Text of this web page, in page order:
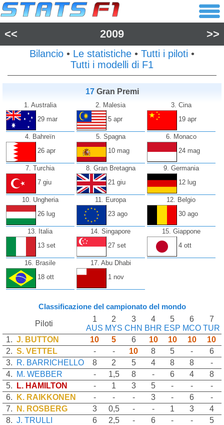
<< 2009 >>
Bilancio • Le statistiche • Tutti i piloti •
Tutti i modelli di F1
17Gran Premi
1. Australia
29 mar
2. Malesia
5 apr
3. Cina
19 apr
4. Bahreïn
26 apr
5. Spagna
10 mag
6. Monaco
24 mag
7. Turchia
7 giu
8. Gran Bretagna
21 giu
9. Germania
12 lug
10. Ungheria
26 lug
11. Europa
23 ago
12. Belgio
30 ago
13. Italia
13 set
14. Singapore
27 set
15. Giappone
4 ott
16. Brasile
18 ott
17. Abu Dhabi
1 nov
Classificazione del campionato del mondo
Piloti
1
AUS
2
MYS
3
CHN
4
BHR
5
ESP
6
MCO
7
TUR
1. J. BUTTON 10 5 6 10 10 10
10
2. S. VETTEL - - 10 8 5 -
6
3.
R. BARRICHELLO 8 2 5 4 8 8
-
4.
M. WEBBER - 1,5 8 - 6 4
8
5.
L. HAMILTON - 1 3 5 - -
-
6.
K. RAIKKONEN - - - 3 - 6
-
7.
N. ROSBERG 3 0,5 - - 1 3
4
8. J. TRULLI 6 2,5 - 6 - -
5